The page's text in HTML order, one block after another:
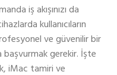
iş akışınızı da
kullanıcıların
ve güvenilir bir
başvurmak gerekir. İşte
iMac tamiri ve